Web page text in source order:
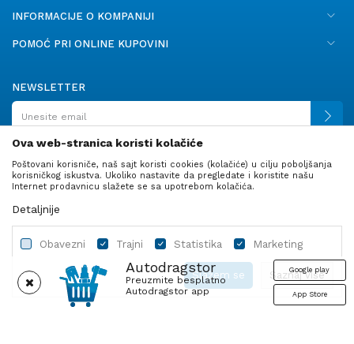
Autodragstor
Preuzmite besplatno
Autodragstor app
Google play
App Store
INFORMACIJE O KOMPANIJI
POMOĆ PRI ONLINE KUPOVINI
NEWSLETTER
PRATITE NAS
Autodelovi Ulje i tečnosti
Ova web-stranica koristi kolačiće
Poštovani korisniče, naš sajt koristi cookies (kolačiće) u cilju poboljšanja
korisničkog iskustva. Ukoliko nastavite da pregledate i koristite našu
Internet prodavnicu slažete se sa upotrebom kolačića.
Detaljnije
Obavezni Trajni Statistika Marketing
Saznaj više
Slažem se